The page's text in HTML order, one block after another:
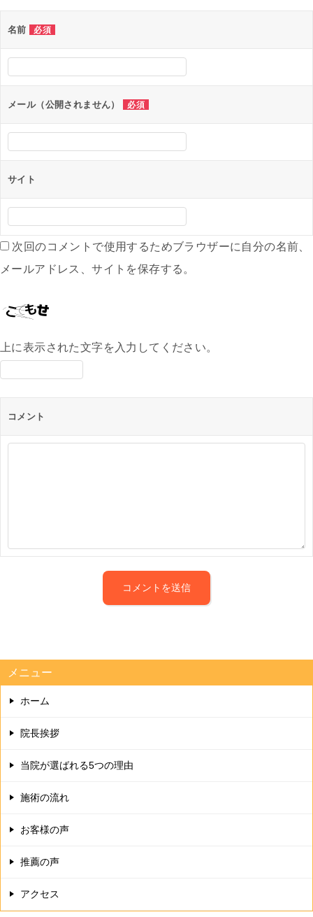
ー
シ
ョ
ン
名前 必須
メール（公開されません） 必須
サイト
次回のコメントで使用するためブラウザーに自分の名前、
メールアドレス、サイトを保存する。
上に表示された文字を入力してください。
コメント
メニュー
ホーム
院長挨拶
当院が選ばれる5つの理由
施術の流れ
お客様の声
推薦の声
アクセス